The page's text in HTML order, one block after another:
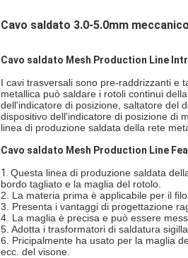
Cavo saldato 3.0-5.0mm
Cavo saldato Mesh Production Line
I cavi trasversali sono pre-raddrizzanti e
metallica può saldare i rotoli continui
dell'indicatore di posizione, saltatore del
dispositivo dell'indicatore di posizione di
linea di produzione saldata della rete
Cavo saldato Mesh Production Line
1. Questa linea di produzione saldata
bordo tagliato e la maglia del rotolo.
2. La materia prima è applicabile per il
3. Presenta i vantaggi di progettazione
4. La maglia è precisa e può essere
5. Adotta i trasformatori di saldatura
6. Pricipalmente ha usato per la maglia
ecc. del visone.